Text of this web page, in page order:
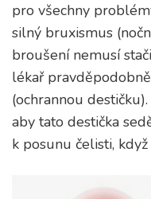
pro všechny
silný bruxismus
broušení nemusí
lékař
(ochrannou
aby tato destička
k posunu čelisti,